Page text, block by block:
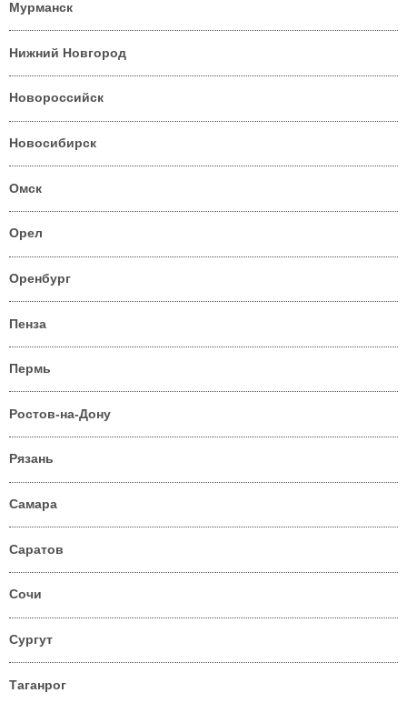
Мурманск
Нижний Новгород
Новороссийск
Новосибирск
Омск
Орел
Оренбург
Пенза
Пермь
Ростов-на-Дону
Рязань
Самара
Саратов
Сочи
Сургут
Таганрог